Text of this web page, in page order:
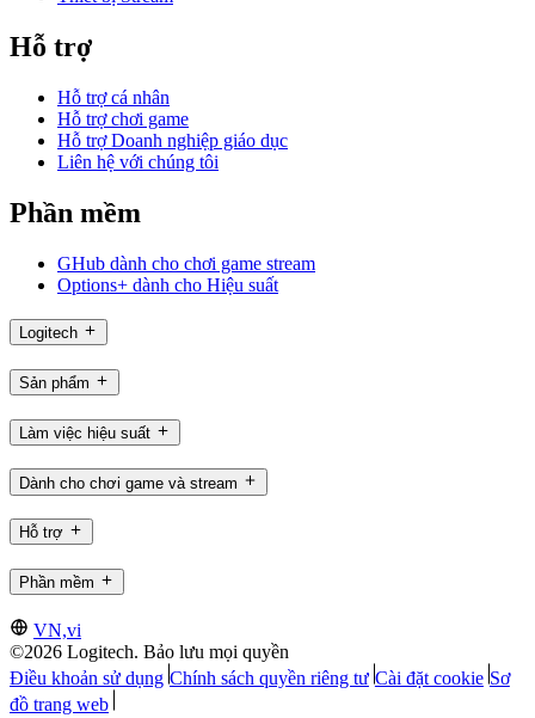
Hỗ trợ
Hỗ trợ cá nhân
Hỗ trợ chơi game
Hỗ trợ Doanh nghiệp giáo dục
Liên hệ với chúng tôi
Phần mềm
GHub dành cho chơi game stream
Options+ dành cho Hiệu suất
Logitech
Sản phẩm
Làm việc hiệu suất
Dành cho chơi game và stream
Hỗ trợ
Phần mềm
VN,vi
©2026 Logitech. Bảo lưu mọi quyền
Điều khoản sử dụng Chính sách quyền riêng tư Cài đặt cookie Sơ
đồ trang web